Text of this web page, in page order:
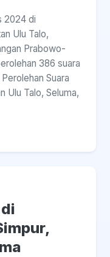
2024 di
Ulu Talo,
Prabowo-
386 suara
Suara
Ulu Talo, Seluma,